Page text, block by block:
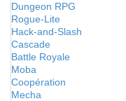
Dungeon RPG
Rogue-Lite
Hack-and-Slash
Cascade
Battle Royale
Moba
Coopération
Mecha